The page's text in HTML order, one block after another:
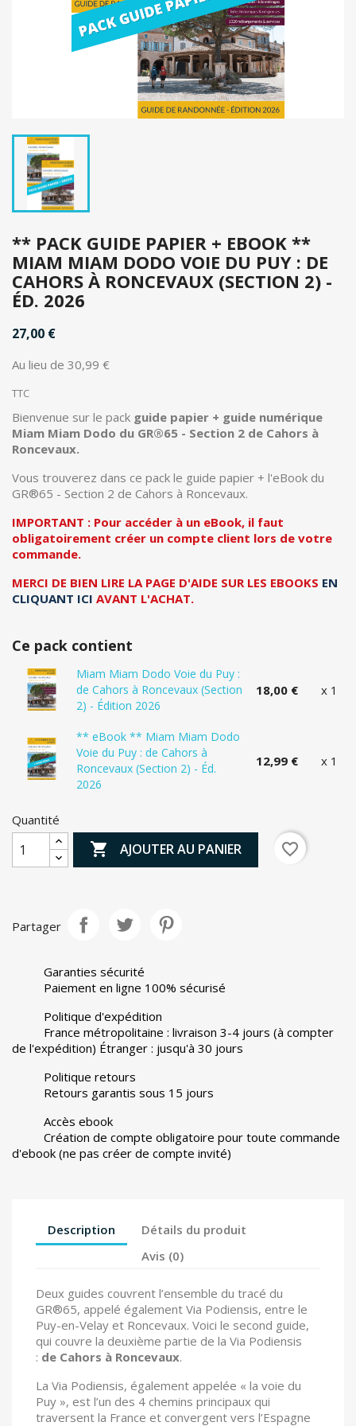
** PACK GUIDE PAPIER + EBOOK **
MIAM MIAM DODO VOIE DU PUY : DE
CAHORS À RONCEVAUX (SECTION 2) -
ÉD. 2026
27,00 €
Au lieu de 30,99 €
TTC
Bienvenue sur le pack guide papier + guide numérique
Miam Miam Dodo du GR®65 - Section 2 de Cahors à
Roncevaux.
Vous trouverez dans ce pack le guide papier + l'eBook du
GR®65 - Section 2 de Cahors à Roncevaux.
IMPORTANT : Pour accéder à un eBook, il faut
obligatoirement créer un compte client lors de votre
commande.
MERCI DE BIEN LIRE LA PAGE D'AIDE SUR LES EBOOKS EN
CLIQUANT ICI AVANT L'ACHAT.
Ce pack contient
Miam Miam Dodo Voie du Puy :
de Cahors à Roncevaux (Section
2) - Édition 2026
18,00 € x 1
** eBook ** Miam Miam Dodo
Voie du Puy : de Cahors à
Roncevaux (Section 2) - Éd.
2026
12,99 € x 1
Quantité
 AJOUTER AU PANIER favorite_border
Partager
Garanties sécurité
Paiement en ligne 100% sécurisé
Politique d'expédition
France métropolitaine : livraison 3-4 jours (à compter
de l'expédition) Étranger : jusqu'à 30 jours
Politique retours
Retours garantis sous 15 jours
Accès ebook
Création de compte obligatoire pour toute commande
d'ebook (ne pas créer de compte invité)
Description
Détails du produit
Avis (0)
Deux guides couvrent l’ensemble du tracé du
GR®65, appelé également Via Podiensis, entre le
Puy-en-Velay et Roncevaux. Voici le second guide,
qui couvre la deuxième partie de la Via Podiensis
: de Cahors à Roncevaux.
La Via Podiensis, également appelée « la voie du
Puy », est l’un des 4 chemins principaux qui
traversent la France et convergent vers l’Espagne